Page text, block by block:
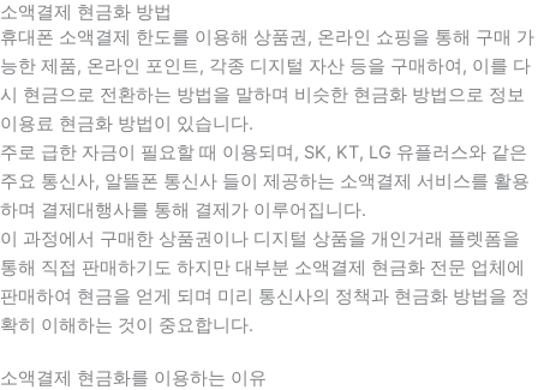
소액결제 현금화 방법
휴대폰 소액결제 한도를 이용해 상품권, 온라인 쇼핑을 통해 구매 가
능한 제품, 온라인 포인트, 각종 디지털 자산 등을 구매하여, 이를 다
시 현금으로 전환하는 방법을 말하며 비슷한 현금화 방법으로 정보
이용료 현금화 방법이 있습니다.
주로 급한 자금이 필요할 때 이용되며, SK, KT, LG 유플러스와 같은
주요 통신사, 알뜰폰 통신사 들이 제공하는 소액결제 서비스를 활용
하며 결제대행사를 통해 결제가 이루어집니다.
이 과정에서 구매한 상품권이나 디지털 상품을 개인거래 플렛폼을
통해 직접 판매하기도 하지만 대부분 소액결제 현금화 전문 업체에
판매하여 현금을 얻게 되며 미리 통신사의 정책과 현금화 방법을 정
확히 이해하는 것이 중요합니다.
소액결제 현금화를 이용하는 이유